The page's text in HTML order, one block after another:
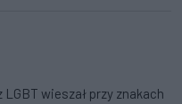
wieszał przy znakach